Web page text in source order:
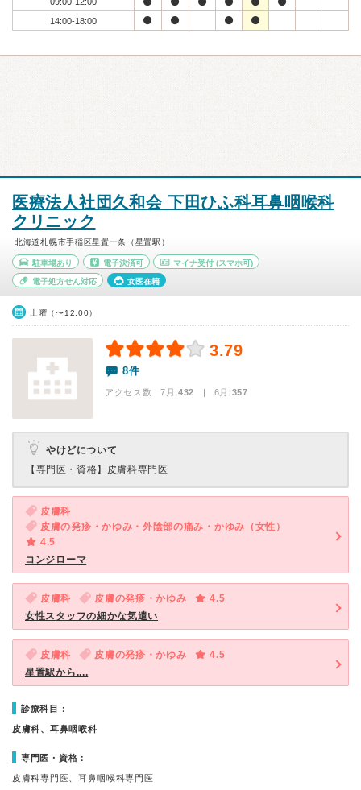
14:00-18:00
医療法人社団久和会 下田ひふ科耳鼻咽喉科
クリニック
北海道札幌市手稲区星置一条（星置駅）
駐車場あり 電子決済可 マイナ受付 (スマホ可)
電子処方せん対応 女医在籍
土曜（〜12:00）
3.79
8件
アクセス数 7月:432 | 6月:357
やけどについて
【専門医・資格】 皮膚科専門医
皮膚科
皮膚の発疹・かゆみ・外陰部の痛み・かゆみ（女性）
4.5
コンジローマ
皮膚科 皮膚の発疹・かゆみ
4.5
女性スタッフの細かな気遣い
皮膚科 皮膚の発疹・かゆみ
4.5
星置駅から....
診療科目：
皮膚科、耳鼻咽喉科
専門医・資格：
皮膚科専門医、耳鼻咽喉科専門医